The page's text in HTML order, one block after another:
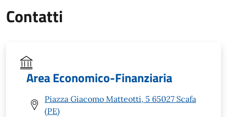
Contatti
Area Economico-Finanziaria
Piazza Giacomo Matteotti, 5 65027 Scafa
(PE)